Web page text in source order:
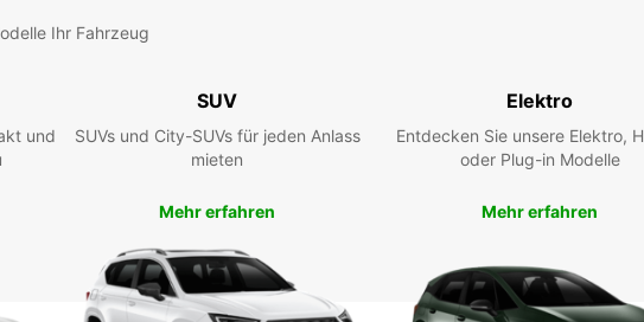
Kitwe
Ihr Fahrzeug
und
SUV
SUVs und City-SUVs für jeden Anlass
mieten
Mehr erfahren
Elektro
Entdecken Sie unsere Elektro,
oder Plug-in Modelle
Mehr erfahren